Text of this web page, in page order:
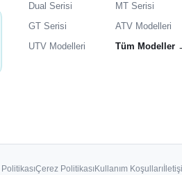
Dual Serisi
MT Serisi
GT Serisi
ATV Modelleri
UTV Modelleri
Tüm Modeller
Çerez PolitikasıKullanım Koşulları